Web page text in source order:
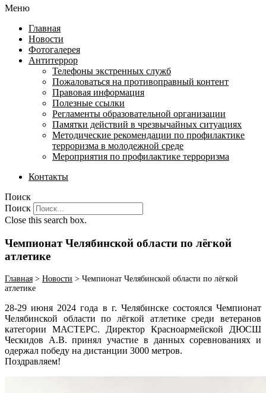
Меню
Главная
Новости
Фотогалерея
Антитеррор
Телефоны экстренных служб
Пожаловаться на противоправный контент
Правовая информация
Полезные ссылки
Регламенты образовательной организации
Памятки действий в чрезвычайных ситуациях
Методические рекомендации по профилактике
терроризма в молодежной среде
Мероприятия по профилактике терроризма
Контакты
Поиск
Поиск
Close this search box.
Чемпионат Челябинской области по лёгкой
атлетике
Главная > Новости > Чемпионат Челябинской области по лёгкой
атлетике
28-29 июня 2024 года в г. Челябинске состоялся Чемпионат
Челябинской области по лёгкой атлетике среди ветеранов
категории МАСТЕРС. Директор Красноармейской ДЮСШ
Ческидов А.В. принял участие в данных соревнованиях и
одержал победу на дистанции 3000 метров.
Поздравляем!